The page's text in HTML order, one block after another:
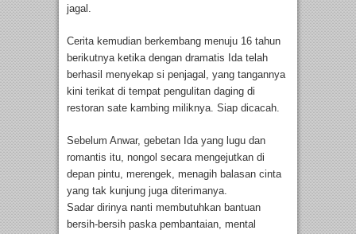
jagal.
Cerita kemudian berkembang menuju 16 tahun
berikutnya ketika dengan dramatis Ida telah
berhasil menyekap si penjagal, yang tangannya
kini terikat di tempat pengulitan daging di
restoran sate kambing miliknya. Siap dicacah.
Sebelum Anwar, gebetan Ida yang lugu dan
romantis itu, nongol secara mengejutkan di
depan pintu, merengek, menagih balasan cinta
yang tak kunjung juga diterimanya.
Sadar dirinya nanti membutuhkan bantuan
bersih-bersih paska pembantaian, mental